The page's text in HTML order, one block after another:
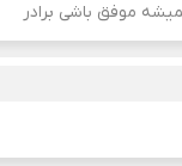
موفق باشی برادر